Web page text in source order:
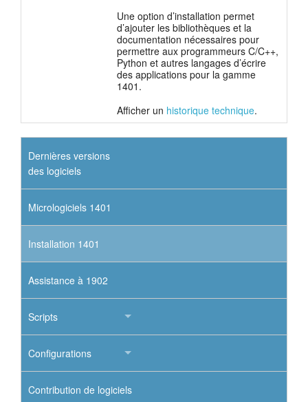
Une option d’installation permet
d’ajouter les bibliothèques et la
documentation nécessaires pour
permettre aux programmeurs C/C++,
Python et autres langages d’écrire
des applications pour la gamme
1401.
Afficher un historique technique.
Dernières versions
des logiciels
Micrologiciels 1401
Installation 1401
Assistance à 1902
Scripts
Configurations
Contribution de logiciels